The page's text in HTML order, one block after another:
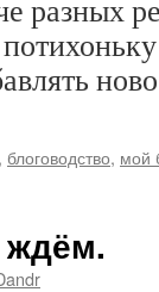
разных
, блоговодство, мой
ждём.